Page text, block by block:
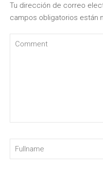
Tu dirección de correo
campos obligatorios están